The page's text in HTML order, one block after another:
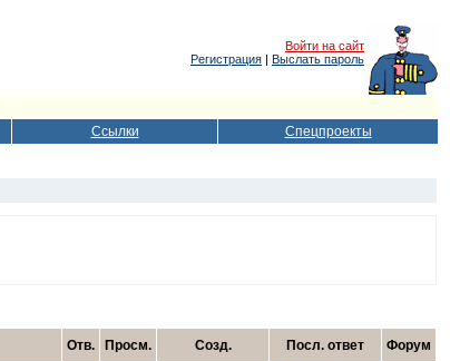
Войти на сайт
Регистрация | Выслать пароль
Ссылки Спецпроекты
Отв. Просм. Созд. Посл. ответ Форум